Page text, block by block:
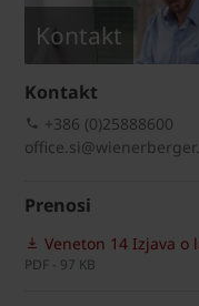
Kontakt
Kontakt
+386 (0)25888600
Prenosi
Veneton 14 Izjava o
PDF - 97 KB